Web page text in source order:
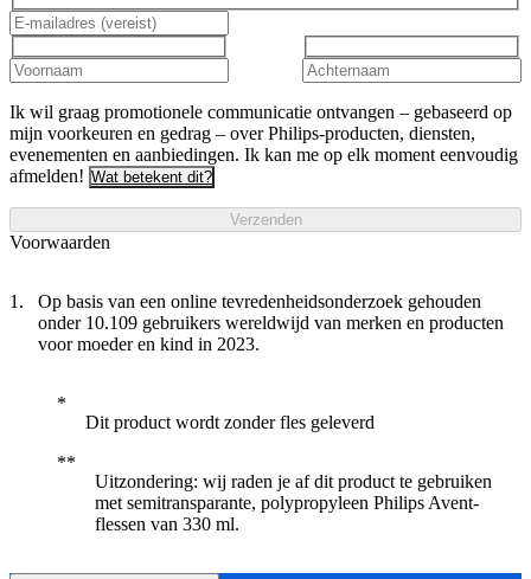
Ik wil graag promotionele communicatie ontvangen – gebaseerd op
mijn voorkeuren en gedrag – over Philips-producten, diensten,
evenementen en aanbiedingen. Ik kan me op elk moment eenvoudig
afmelden! Wat betekent dit?
Verzenden
Voorwaarden
Op basis van een online tevredenheidsonderzoek gehouden
onder 10.109 gebruikers wereldwijd van merken en producten
voor moeder en kind in 2023.
Dit product wordt zonder fles geleverd
Uitzondering: wij raden je af dit product te gebruiken
met semitransparante, polypropyleen Philips Avent-
flessen van 330 ml.